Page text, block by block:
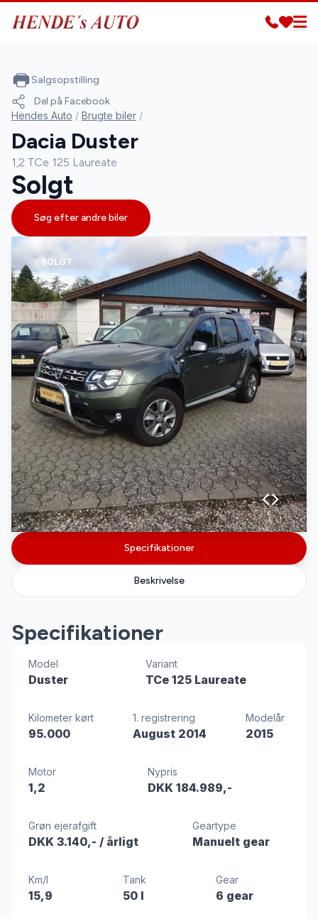
SOLGT
Specifikationer
Beskrivelse
Specifikationer
Model
Duster
Variant
TCe 125 Laureate
Kilometer kørt
95.000
1. registrering
August 2014
Modelår
2015
Motor
1,2
Nypris
DKK 184.989,-
Grøn ejerafgift
DKK 3.140,- / årligt
Geartype
Manuelt gear
Km/l
15,9
Tank
50 l
Gear
6 gear
Salgsopstilling
Del på Facebook
Hendes Auto / Brugte biler /
Dacia Duster
1,2 TCe 125 Laureate
Solgt
Søg efter andre biler